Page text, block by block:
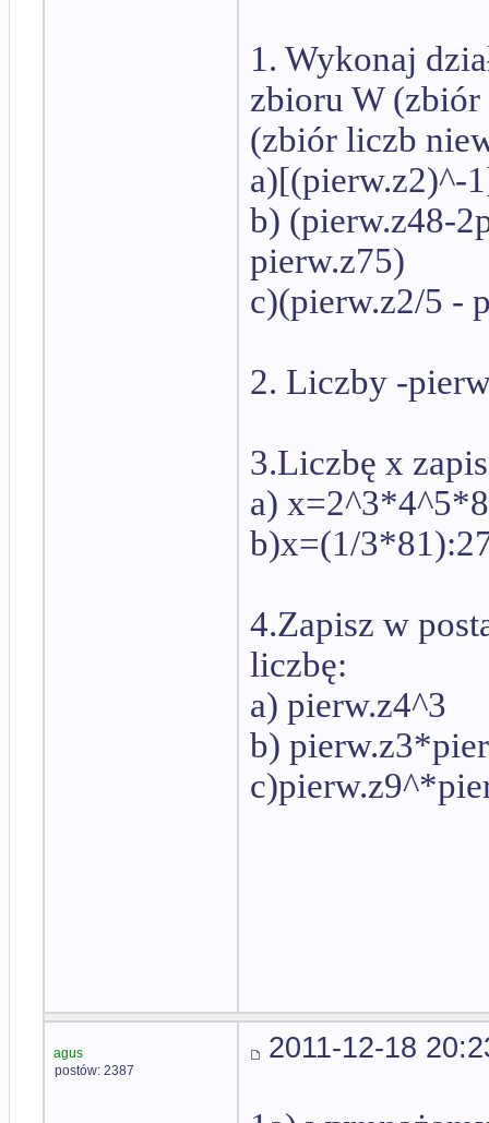
1. Wykonaj
zbioru W
(zbiór liczb
a)[(pierw.z2)^-
b) (pierw.z48-
pierw.z75)
c)(pierw.z2/5 -
2. Liczby -
3.Liczbę x
a)
b)x=(1/
4.Zapisz w
liczbę:
a) pierw.z4^3
b)
agus
postów: 2387
2011-12-18